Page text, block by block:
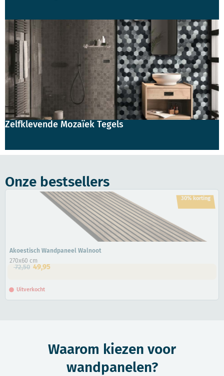
Zelfklevende Mozaïek Tegels
Onze bestsellers
30% korting
Akoestisch Wandpaneel Walnoot
270x60 cm
72,50 49,95
Uitverkocht
Waarom kiezen voor
wandpanelen?